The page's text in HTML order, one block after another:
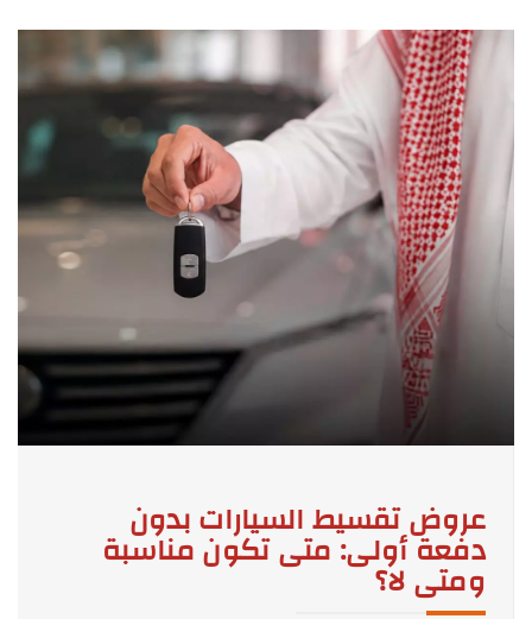
عروض تقسيط السيارات بدون
دفعة أولى: متى تكون مناسبة
ومتى لا؟